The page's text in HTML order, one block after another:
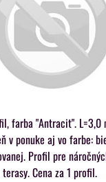
farba "Antracit".
v ponuke aj vo farbe:
Profil pre
Cena za 1 profil.